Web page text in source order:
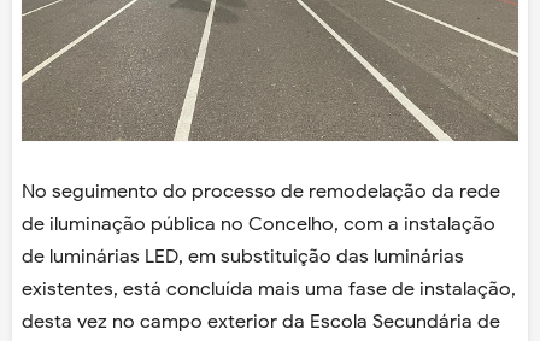
No seguimento do processo de remodelação da rede
de iluminação pública no Concelho, com a instalação
de luminárias LED, em substituição das luminárias
existentes, está concluída mais uma fase de instalação,
desta vez no campo exterior da Escola Secundária de